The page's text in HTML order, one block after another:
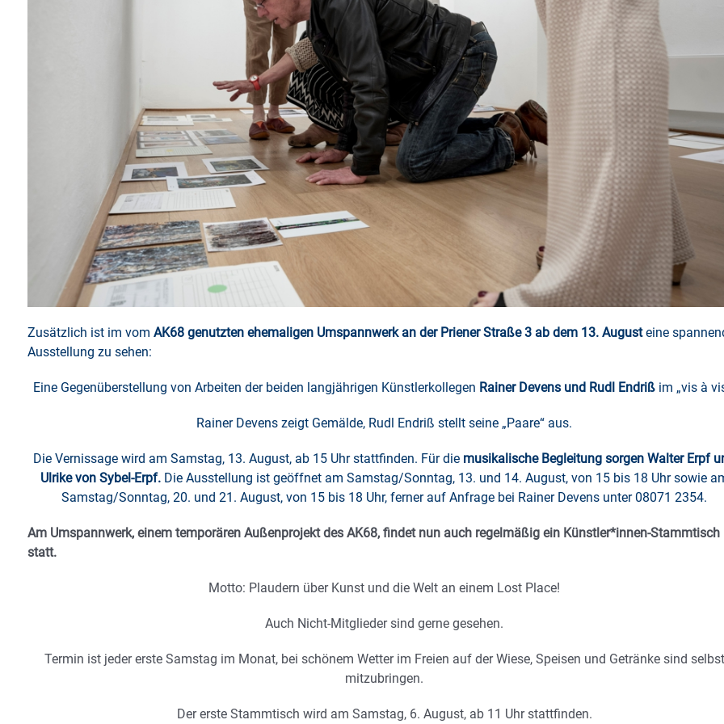
Zusätzlich ist im vom AK68 genutzten ehemaligen Umspannwerk an der Priener Straße 3 ab dem 13. Augusteine
Ausstellung zu sehen:
Eine Gegenüberstellung von Arbeiten der beiden langjährigen Künstlerkollegen Rainer Devens und Rudl Endriß im „vis à
Rainer Devens zeigt Gemälde, Rudl Endriß stellt seine „Paare“ aus.
Die Vernissage wird am Samstag, 13. August, ab 15 Uhr stattfinden. Für die musikalische Begleitung sorgen Walter Erpf
Ulrike von Sybel-Erpf.Die Ausstellung ist geöffnet am Samstag/Sonntag, 13. und 14. August, von 15 bis 18 Uhr sowie
Samstag/Sonntag, 20. und 21. August, von 15 bis 18 Uhr, ferner auf Anfrage bei Rainer Devens unter 08071 2354.
Am Umspannwerk, einem temporären Außenprojekt des AK68, findet nun auch regelmäßig ein Künstler*innen-Stammtisch
statt.
Motto: Plaudern über Kunst und die Welt an einem Lost Place!
Auch Nicht-Mitglieder sind gerne gesehen.
Termin ist jeder erste Samstag im Monat, bei schönem Wetter im Freien auf der Wiese, Speisen und Getränke sind selbst
mitzubringen.
Der erste Stammtisch wird am Samstag, 6. August, ab 11 Uhr stattfinden.